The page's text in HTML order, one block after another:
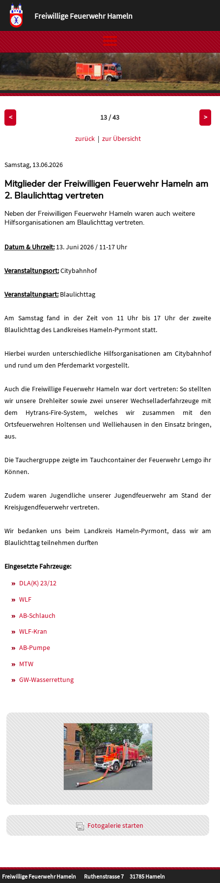
< 13 / 43 >
zurück| zur Übersicht
Samstag, 13.06.2026
Mitglieder der Freiwilligen Feuerwehr Hameln am
2. Blaulichttag vertreten
Neben der Freiwilligen Feuerwehr Hameln waren auch weitere
Hilfsorganisationen am Blaulichttag vertreten.
Datum & Uhrzeit:13. Juni 2026 / 11-17 Uhr
Veranstaltungsort:Citybahnhof
Veranstaltungsart:Blaulichttag
Am Samstag fand in der Zeit von 11 Uhr bis 17 Uhr der zweite
Blaulichttag des Landkreises Hameln-Pyrmont statt.
Hierbei wurden unterschiedliche Hilfsorganisationen am Citybahnhof
und rund um den Pferdemarkt vorgestellt.
Auch die Freiwillige Feuerwehr Hameln war dort vertreten: So stellten
wir unsere Drehleiter sowie zwei unserer Wechselladerfahrzeuge mit
dem Hytrans-Fire-System, welches wir zusammen mit den
Ortsfeuerwehren Holtensen und Welliehausen in den Einsatz bringen,
aus.
Die Tauchergruppe zeigte im Tauchcontainer der Feuerwehr Lemgo ihr
Können.
Zudem waren Jugendliche unserer Jugendfeuerwehr am Stand der
Kreisjugendfeuerwehr vertreten.
Wir bedanken uns beim Landkreis Hameln-Pyrmont, dass wir am
Blaulichttag teilnehmen durften
Eingesetzte Fahrzeuge:
DLA(K) 23/12
WLF
AB-Schlauch
WLF-Kran
AB-Pumpe
MTW
GW-Wasserrettung
Fotogalerie starten
Freiwillige Feuerwehr Hameln Ruthenstrasse 7 31785 Hameln
Freiwillige Feuerwehr Hameln